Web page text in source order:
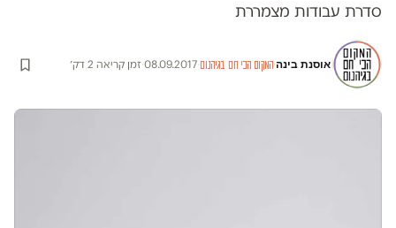
סדרת עבודות מצמררת
אוסנת בינה·המקום הכי חם בגיהנום·
08.09.2017
·זמן קריאה 2 דק׳